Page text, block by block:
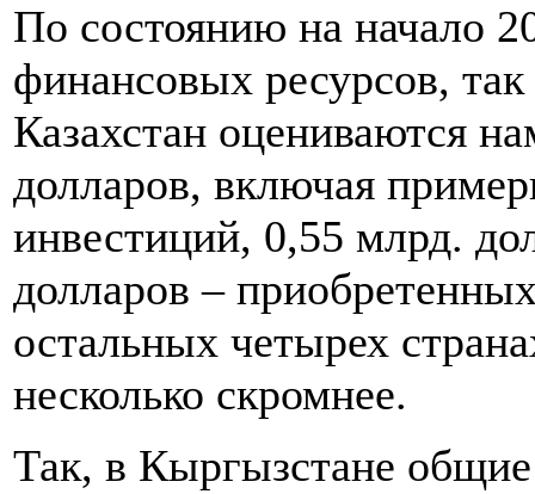
По состоянию на начало
финансовых ресурсов,
Казахстан оцениваются
долларов, включая
инвестиций, 0,55 млрд.
долларов –
остальных четырех
несколько скромнее.
Так, в Кыргызстане